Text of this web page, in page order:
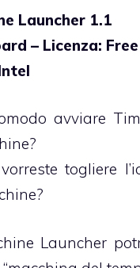
Launcher 1.1
– Licenza: Free
avviare
togliere
Launcher